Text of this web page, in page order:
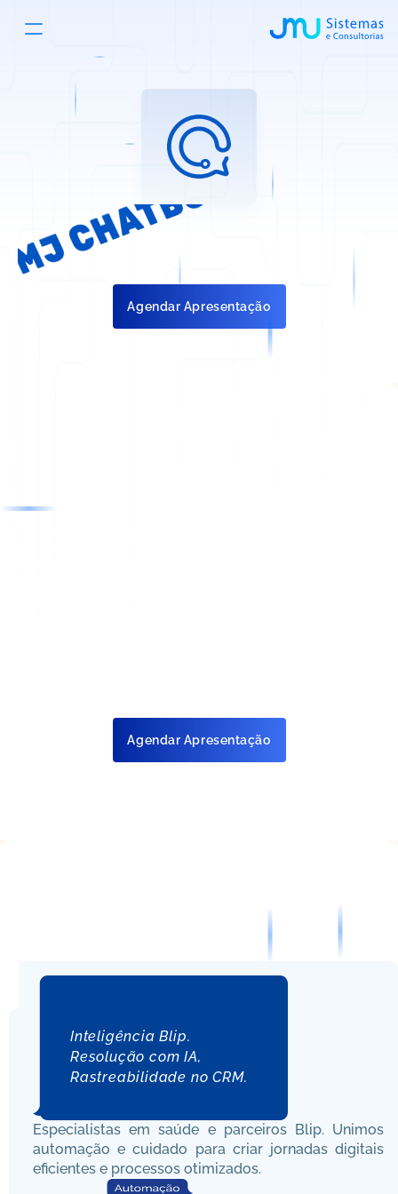
Parceiros
Trabalhe Conosco
CHATBOT
dados assistenciais e custos
Agendar Apresentação
Agendar Apresentação
Inteligência Blip.
Resolução com IA,
Rastreabilidade no CRM.
Especialistas em saúde e parceiros Blip. Unimos
automação e cuidado para criar jornadas digitais
eficientes e processos otimizados.